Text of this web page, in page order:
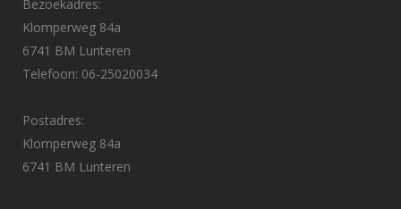
Bezoekadres:
Klomperweg 84a
6741 BM Lunteren
Telefoon: 06-25020034
Postadres:
Klomperweg 84a
6741 BM Lunteren